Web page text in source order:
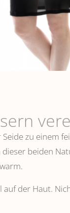
zu einem
beiden
der Haut.